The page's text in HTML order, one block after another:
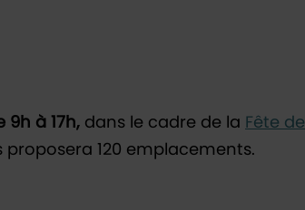
9h à 17h, dans le cadre de la Fête de
120 emplacements.